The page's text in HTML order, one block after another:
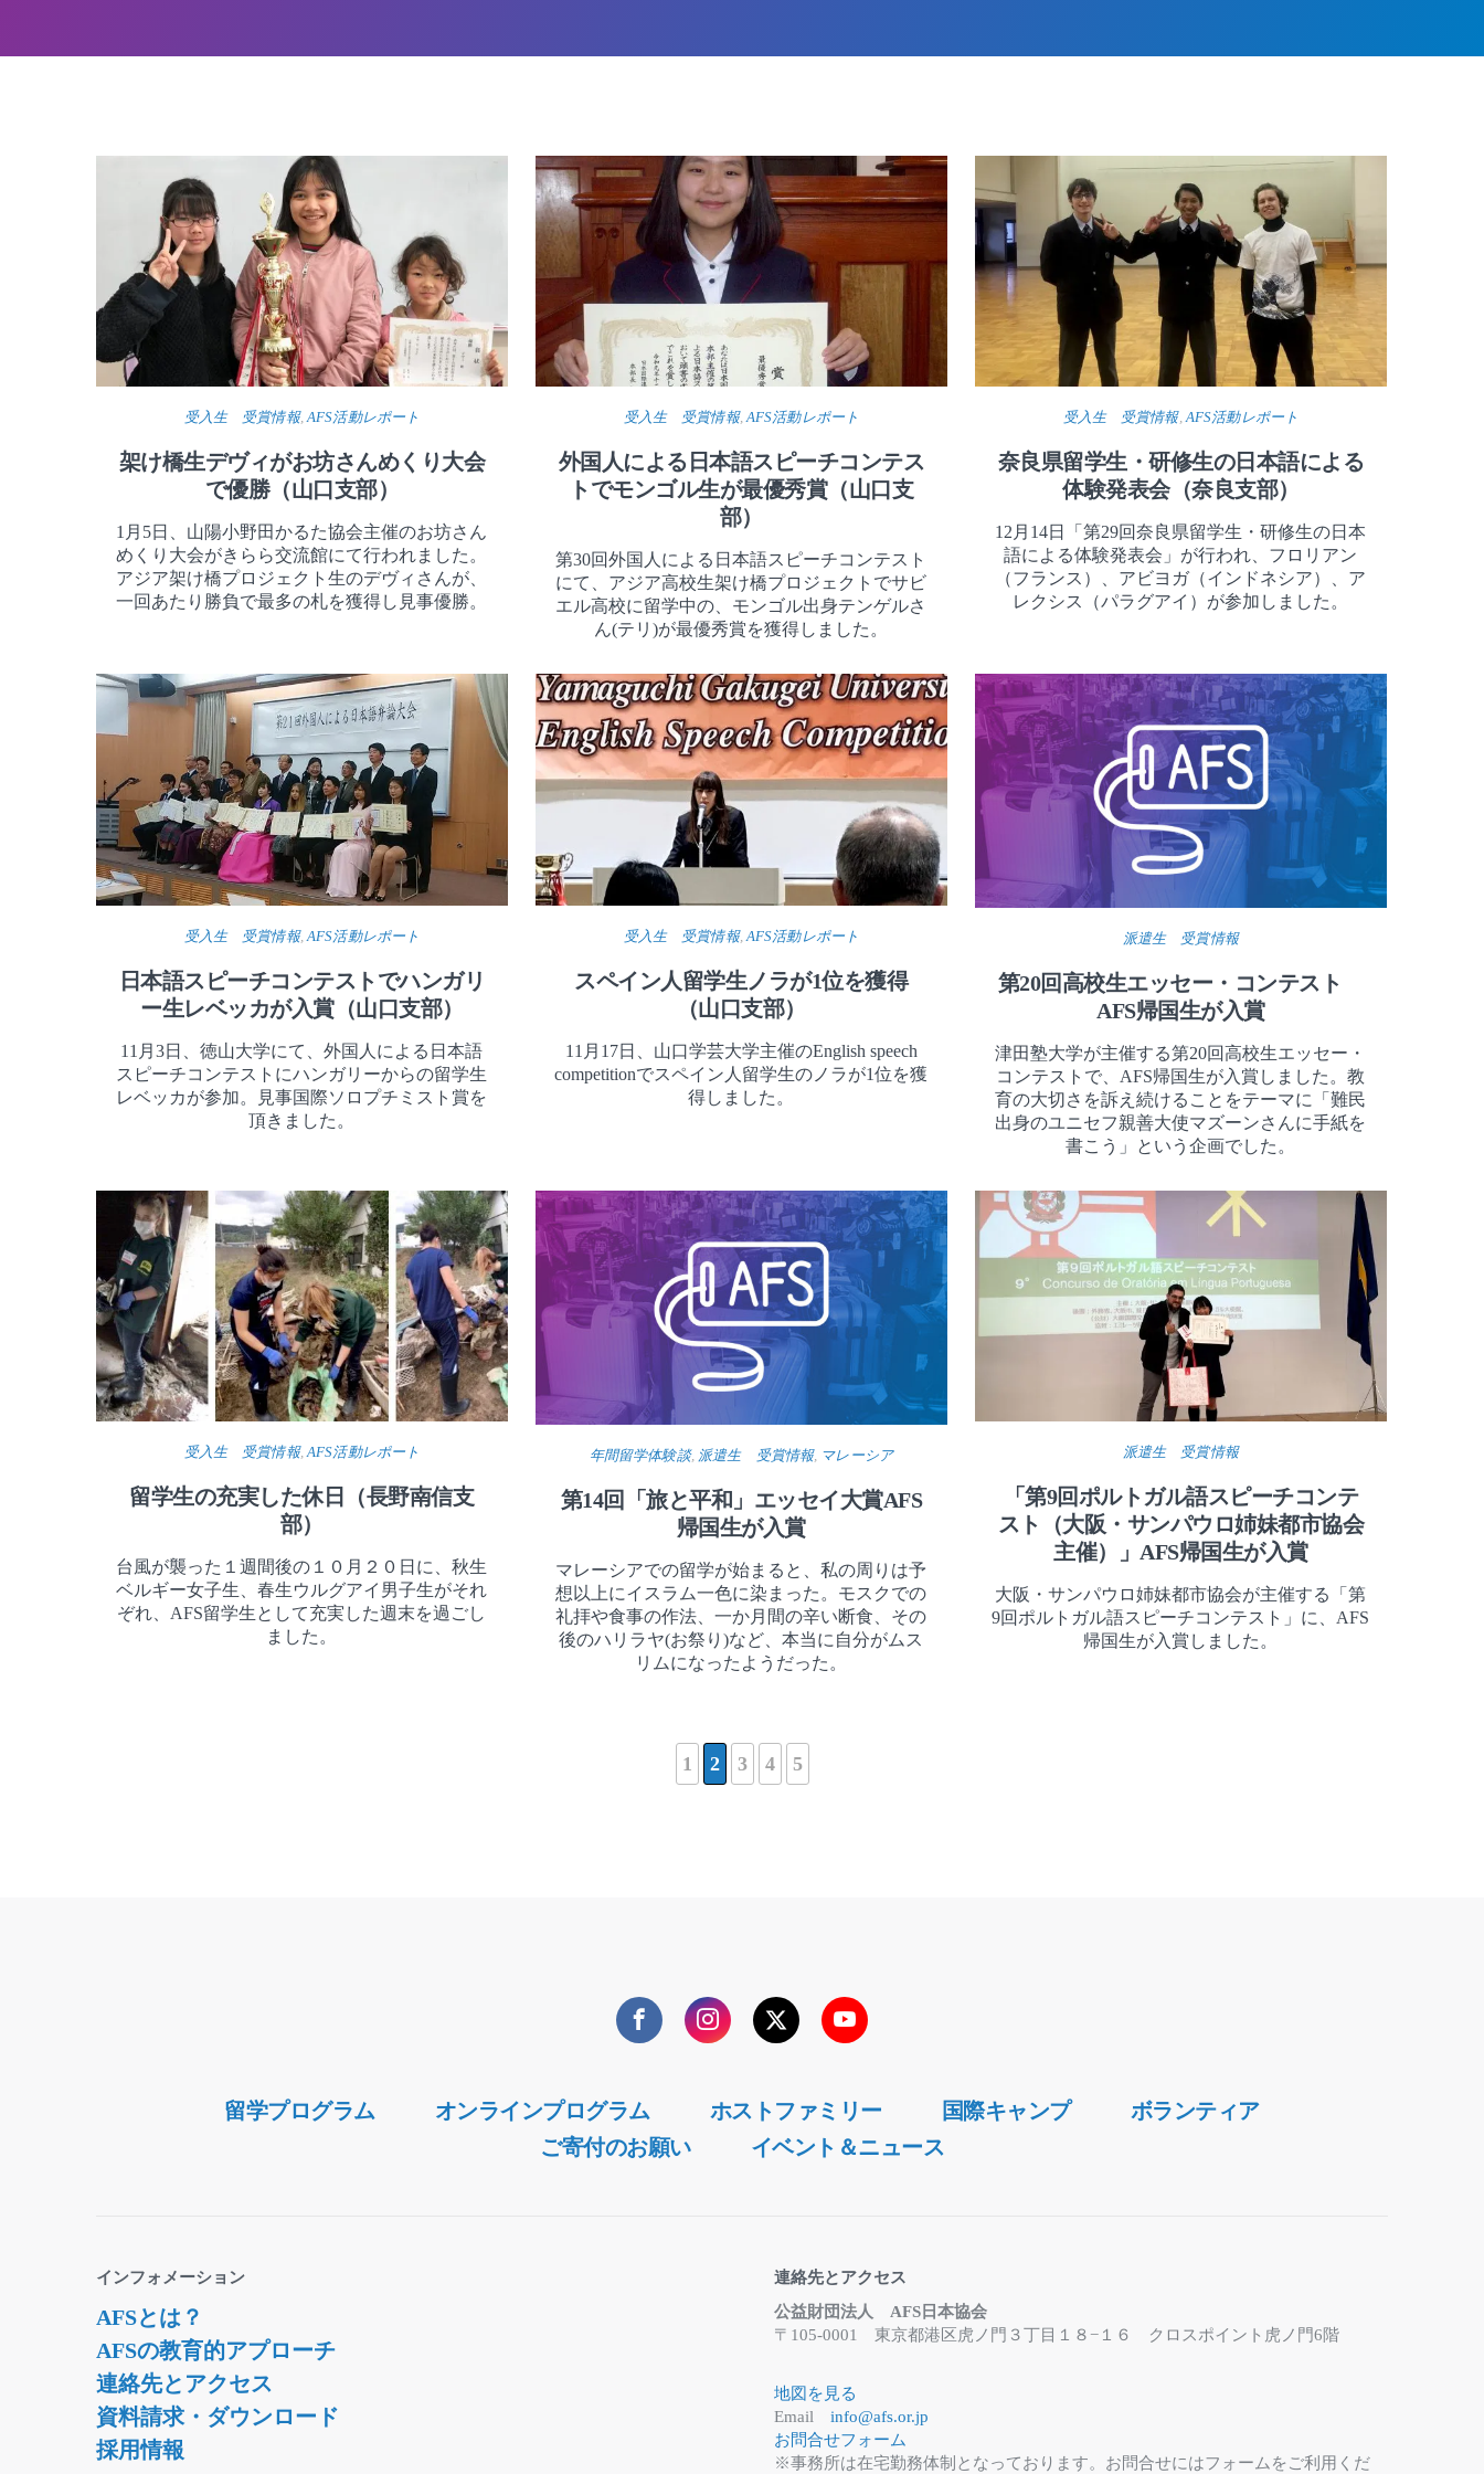
受入生 受賞情報,AFS活動レポート
架け橋生デヴィがお坊さんめくり大会
で優勝（山口支部）
1月5日、山陽小野田かるた協会主催のお坊さん
めくり大会がきらら交流館にて行われました。
アジア架け橋プロジェクト生のデヴィさんが、
一回あたり勝負で最多の札を獲得し見事優勝。
受入生 受賞情報,AFS活動レポート
外国人による日本語スピーチコンテス
トでモンゴル生が最優秀賞（山口支
部）
第30回外国人による日本語スピーチコンテスト
にて、アジア高校生架け橋プロジェクトでサビ
エル高校に留学中の、モンゴル出身テンゲルさ
ん(テリ)が最優秀賞を獲得しました。
受入生 受賞情報,AFS活動レポート
奈良県留学生・研修生の日本語による
体験発表会（奈良支部）
12月14日「第29回奈良県留学生・研修生の日本
語による体験発表会」が行われ、フロリアン
（フランス）、アビヨガ（インドネシア）、ア
レクシス（パラグアイ）が参加しました。
受入生 受賞情報,AFS活動レポート
日本語スピーチコンテストでハンガリ
ー生レベッカが入賞（山口支部）
11月3日、徳山大学にて、外国人による日本語
スピーチコンテストにハンガリーからの留学生
レベッカが参加。見事国際ソロプチミスト賞を
頂きました。
受入生 受賞情報, AFS活動レポート
スペイン人留学生ノラが1位を獲得
（山口支部）
11月17日、山口学芸大学主催のEnglish speech
competitionでスペイン人留学生のノラが1位を獲
得しました。
派遣生 受賞情報
第20回高校生エッセー・コンテスト
AFS帰国生が入賞
津田塾大学が主催する第20回高校生エッセー・
コンテストで、AFS帰国生が入賞しました。教
育の大切さを訴え続けることをテーマに「難民
出身のユニセフ親善大使マズーンさんに手紙を
書こう」という企画でした。
受入生 受賞情報,AFS活動レポート
留学生の充実した休日（長野南信支
部）
台風が襲った１週間後の１０月２０日に、秋生
ベルギー女子生、春生ウルグアイ男子生がそれ
ぞれ、AFS留学生として充実した週末を過ごし
ました。
年間留学体験談, 派遣生 受賞情報, マレーシア
第14回「旅と平和」エッセイ大賞AFS
帰国生が入賞
マレーシアでの留学が始まると、私の周りは予
想以上にイスラム一色に染まった。モスクでの
礼拝や食事の作法、一か月間の辛い断食、その
後のハリラヤ(お祭り)など、本当に自分がムス
リムになったようだった。
派遣生 受賞情報
「第9回ポルトガル語スピーチコンテ
スト（大阪・サンパウロ姉妹都市協会
主催）」AFS帰国生が入賞
大阪・サンパウロ姉妹都市協会が主催する「第
9回ポルトガル語スピーチコンテスト」に、AFS
帰国生が入賞しました。
1 2 3 4 5
FacebookInstagramTwitterYouTube
留学プログラム オンラインプログラム ホストファミリー 国際キャンプ
ボランティア
ご寄付のお願い
イベント＆ニュース
連絡先とアクセス
公益財団法人 AFS日本協会
〒105-0001 東京都港区虎ノ門３丁目１８−１６ クロスポイント虎ノ門6階
地図を見る
Emailinfo@afs.or.jp
お問合せフォーム
※事務所は在宅勤務体制となっております。お問合せにはフォームをご利用くだ
インフォメーション
AFSとは？
AFSの教育的アプローチ
連絡先とアクセス
資料請求・ダウンロード
採用情報